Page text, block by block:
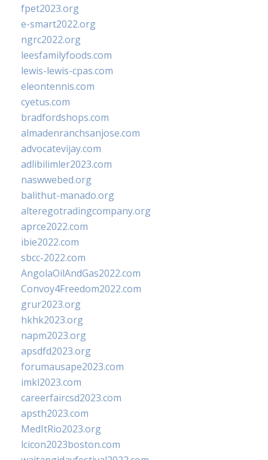
fpet2023.org
e-smart2022.org
ngrc2022.org
leesfamilyfoods.com
lewis-lewis-cpas.com
eleontennis.com
cyetus.com
bradfordshops.com
almadenranchsanjose.com
advocatevijay.com
adlibilimler2023.com
naswwebed.org
balithut-manado.org
alteregotradingcompany.org
aprce2022.com
ibie2022.com
sbcc-2022.com
AngolaOilAndGas2022.com
Convoy4Freedom2022.com
grur2023.org
hkhk2023.org
napm2023.org
apsdfd2023.org
forumausape2023.com
imkl2023.com
careerfaircsd2023.com
apsth2023.com
MedItRio2023.org
lcicon2023boston.com